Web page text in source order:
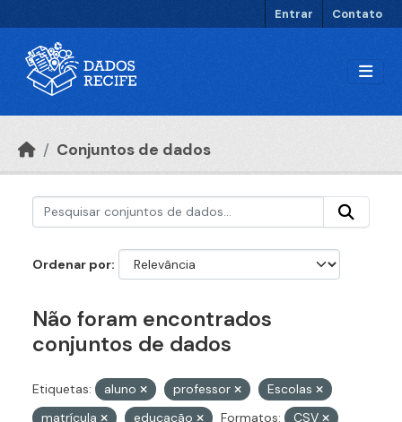
Entrar Contato
Conjuntos de dados
Ordenar por
Não foram encontrados
conjuntos de dados
Etiquetas: aluno professor
Escolas
matrícula
educação Formatos:
CSV